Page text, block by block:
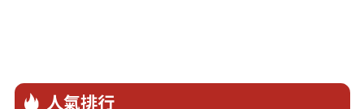
人氣排行